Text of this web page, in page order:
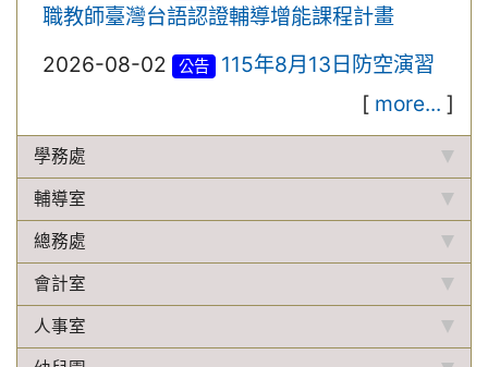
職教師臺灣台語認證輔導增能課程計畫
2026-08-02
公告
115年8月13日防空演習
[ more... ]
學務處
輔導室
總務處
會計室
人事室